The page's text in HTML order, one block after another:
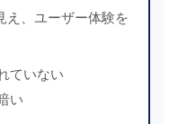
え、ユーザー体験を
ていない
い